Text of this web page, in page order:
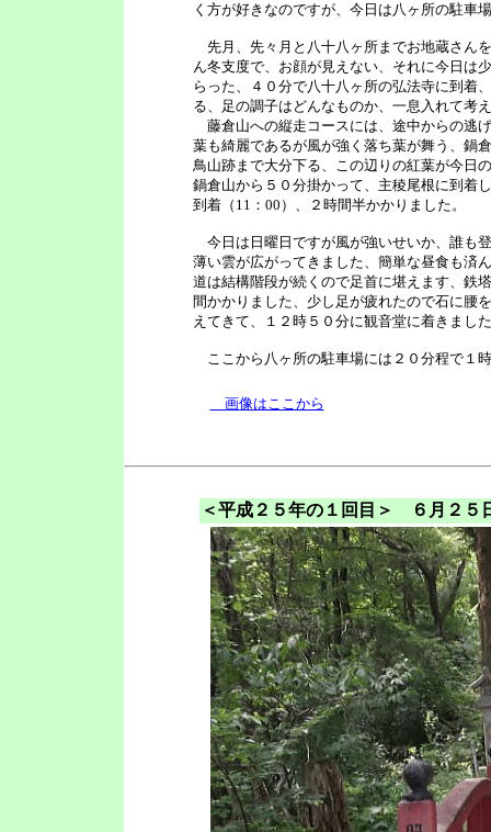
く方が好きなのですが、今日は八ヶ所の駐車
先月、先々月と八十八ヶ所までお地蔵さん
ん冬支度で、お顔が見えない、それに今日は
らった、４０分で八十八ヶ所の弘法寺に到着
る、足の調子はどんなものか、一息入れて考
藤倉山への縦走コースには、途中からの逃
葉も綺麗であるが風が強く落ち葉が舞う、鍋
鳥山跡まで大分下る、この辺りの紅葉が今日
鍋倉山から５０分掛かって、主稜尾根に到着
到着（11：00）、２時間半かかりました。
今日は日曜日ですが風が強いせいか、誰も
薄い雲が広がってきました、簡単な昼食も済
道は結構階段が続くので足首に堪えます、鉄
間かかりました、少し足が疲れたので石に腰
えてきて、１２時５０分に観音堂に着きまし
ここから八ヶ所の駐車場には２０分程で１
画像はここから
＜平成２５年の１回目＞ ６月２